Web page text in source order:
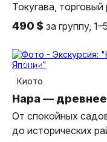
Токугава,
490 $ за группу,
индивидуальная
Киото
Нара —
От спокойных
до исторических